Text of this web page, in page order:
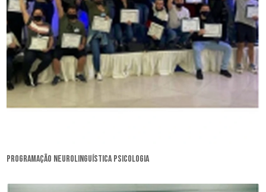
programação neurolinguística psicologia